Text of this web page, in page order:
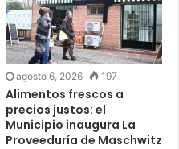
agosto 6, 2026 197
Alimentos frescos a
precios justos: el
Municipio inaugura La
Proveeduría de Maschwitz